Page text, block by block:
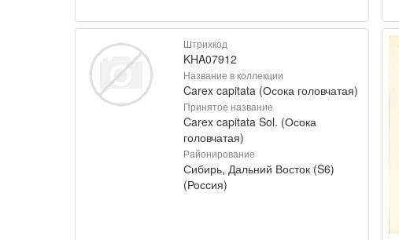
Штрихкод
KHA07912
Название в коллекции
Carex capitata (Осока головчатая)
Принятое название
Carex capitata Sol. (Осока
головчатая)
Районирование
Сибирь, Дальний Восток (S6)
(Россия)